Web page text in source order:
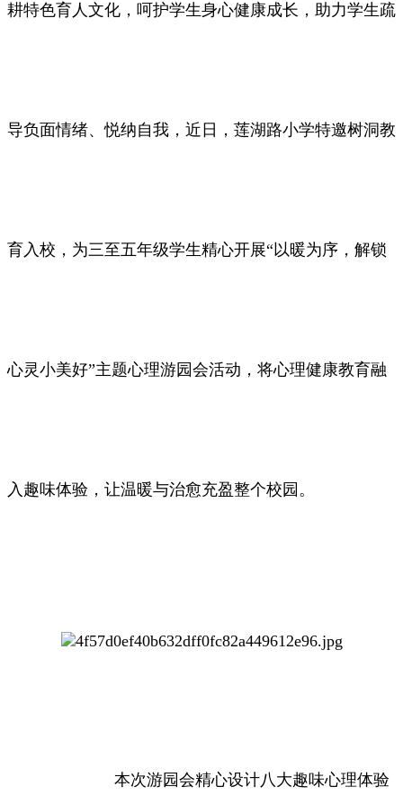
耕特色育人文化，呵护学生身心健康成长，助力学生疏
导负面情绪、悦纳自我，近日，莲湖路小学特邀树洞教
育入校，为三至五年级学生精心开展“以暖为序，解锁
心灵小美好”主题心理游园会活动，将心理健康教育融
入趣味体验，让温暖与治愈充盈整个校园。
本次游园会精心设计八大趣味心理体验